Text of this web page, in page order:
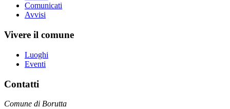
Comunicati
Avvisi
Vivere il comune
Luoghi
Eventi
Contatti
Comune di Borutta